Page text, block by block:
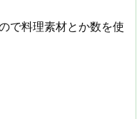
で料理素材とか数を使